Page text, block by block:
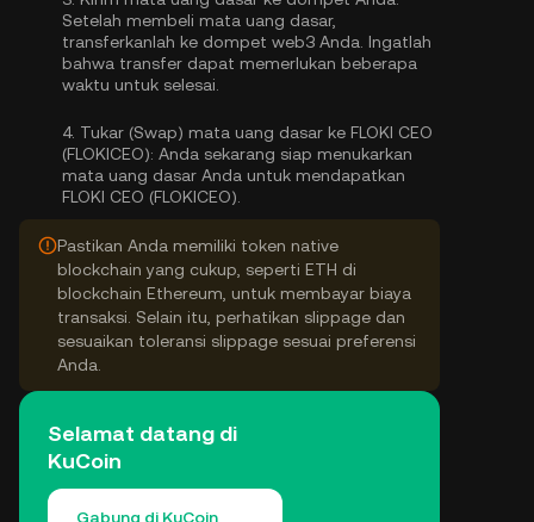
Setelah membeli mata uang dasar,
transferkanlah ke dompet web3 Anda. Ingatlah
bahwa transfer dapat memerlukan beberapa
waktu untuk selesai.
4. Tukar (Swap) mata uang dasar ke FLOKI CEO
(FLOKICEO): Anda sekarang siap menukarkan
mata uang dasar Anda untuk mendapatkan
FLOKI CEO (FLOKICEO).
Pastikan Anda memiliki token native
blockchain yang cukup, seperti ETH di
blockchain Ethereum, untuk membayar biaya
transaksi. Selain itu, perhatikan slippage dan
sesuaikan toleransi slippage sesuai preferensi
Anda.
Selamat datang di
KuCoin
Gabung di KuCoin